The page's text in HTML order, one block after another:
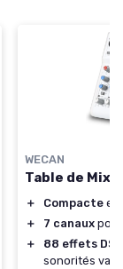
WECAN
Table de
＋ Compacte et
＋
7 canaux
＋
88 effets
sonorités